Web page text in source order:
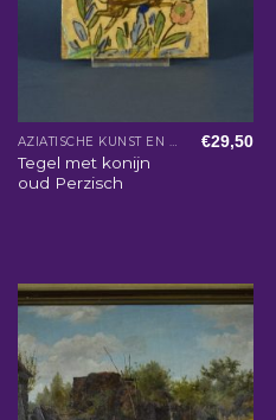
AZIATISCHE KUNST EN WOONACCESSOIRES
Tegel met konijn
oud Perzisch
€29,50